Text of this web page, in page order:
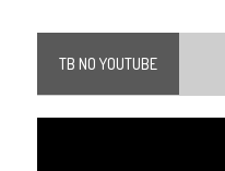
TB NO YOUTUBE